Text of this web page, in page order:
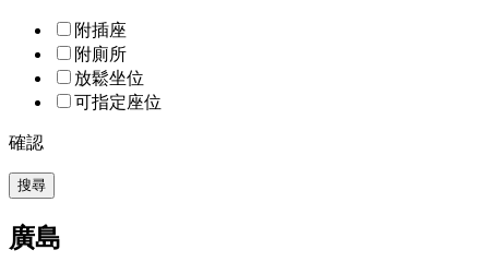
附插座
附廁所
放鬆坐位
可指定座位
確認
搜尋
廣島